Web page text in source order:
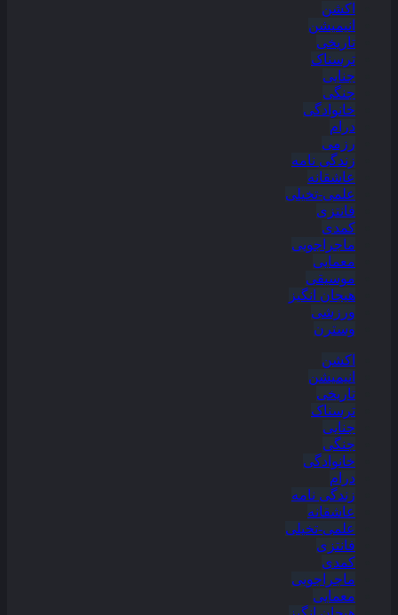
اکشن
انیمیشن
تاریخی
ترسناک
جنایی
جنگی
خانوادگی
درام
رزمی
زندگی نامه
عاشقانه
علمی-تخیلی
فانتزی
کمدی
ماجراجویی
معمایی
موسیقی
هیجان انگیز
ورزشی
وسترن
اکشن
انیمیشن
تاریخی
ترسناک
جنایی
جنگی
خانوادگی
درام
زندگی نامه
عاشقانه
علمی-تخیلی
فانتزی
کمدی
ماجراجویی
معمایی